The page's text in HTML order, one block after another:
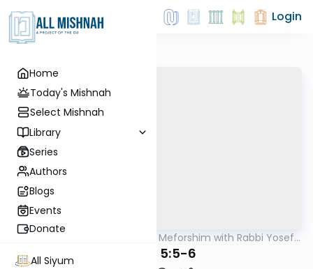
Home
Today's Mishnah
Select Mishnah
Library
Series
Authors
Blogs
Events
Donate
All Siyum
Login
Mishna Mishnah & Meforshim with Rabbi Yosef
Keilim 5:5-6